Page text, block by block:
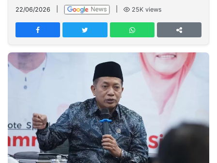
Network
PT
TREETAN
INDONESIA
Partner
NTB
Time
IDN
Jogja
Rakyat
News
Notice
Dinamikapost.com
Baru
Seedbacklink
Follow
Kabarbaru
22/06/2026 25K views